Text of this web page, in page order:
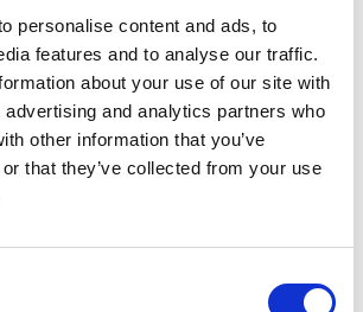
personalise content and ads, to
features and to analyse our traffic.
about your use of our site with
and analytics partners who
other information that you’ve
that they’ve collected from your use
Holland